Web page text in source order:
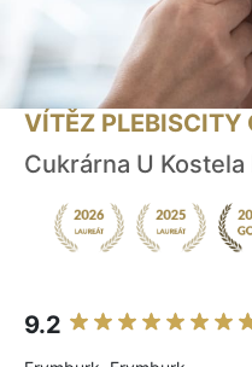
VÍTĚZ PLEBISCITY
Cukrárna U
9.2